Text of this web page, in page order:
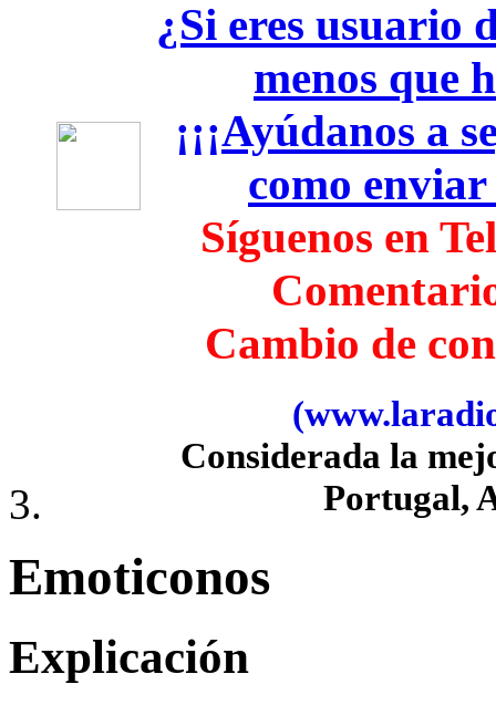
¿Si eres usuario
menos que
¡¡¡Ayúdanos a
como
Síguenos en
Cambio de
Considerada la
Portugal,
Emoticonos
Explicación